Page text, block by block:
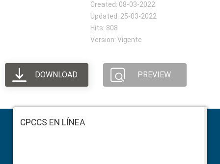
Created: 08-03-2022
Updated: 25-03-2022
Hits: 808
Version: Vigente
DOWNLOAD PREVIEW
FooterCPCCS EN LÍNEA